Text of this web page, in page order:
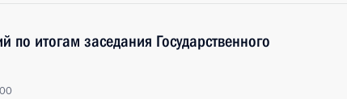
по итогам заседания Государственного